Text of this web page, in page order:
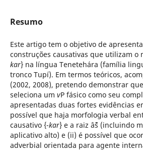
Resumo
Este artigo tem o objetivo de
construções causativas que utilizam o
kar} na língua Tenetehára (família
tronco Tupí). Em termos teóricos,
(2002, 2008), pretendo demonstrar
seleciona um vP fásico como seu
apresentadas duas fortes evidências
possível que haja morfologia verbal
causativo {-kar} e a raiz âˆš (incluindo
aplicativo alto) e (ii) é possível que
adverbial orientada para agente